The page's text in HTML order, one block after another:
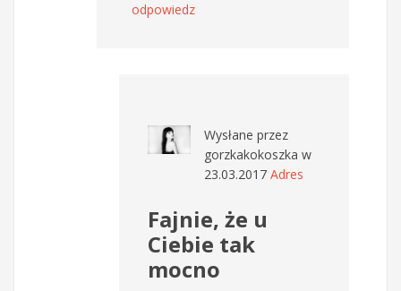
odpowiedz
Wysłane przez
gorzkakokoszka w
23.03.2017 Adres
Fajnie, że u
Ciebie tak
mocno